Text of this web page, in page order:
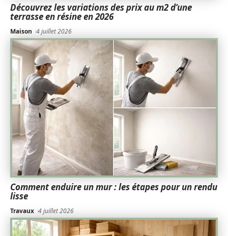
Découvrez les variations des prix au m2 d’une
terrasse en résine en 2026
Maison 4 juillet 2026
Comment enduire un mur : les étapes pour un rendu
lisse
Travaux 4 juillet 2026